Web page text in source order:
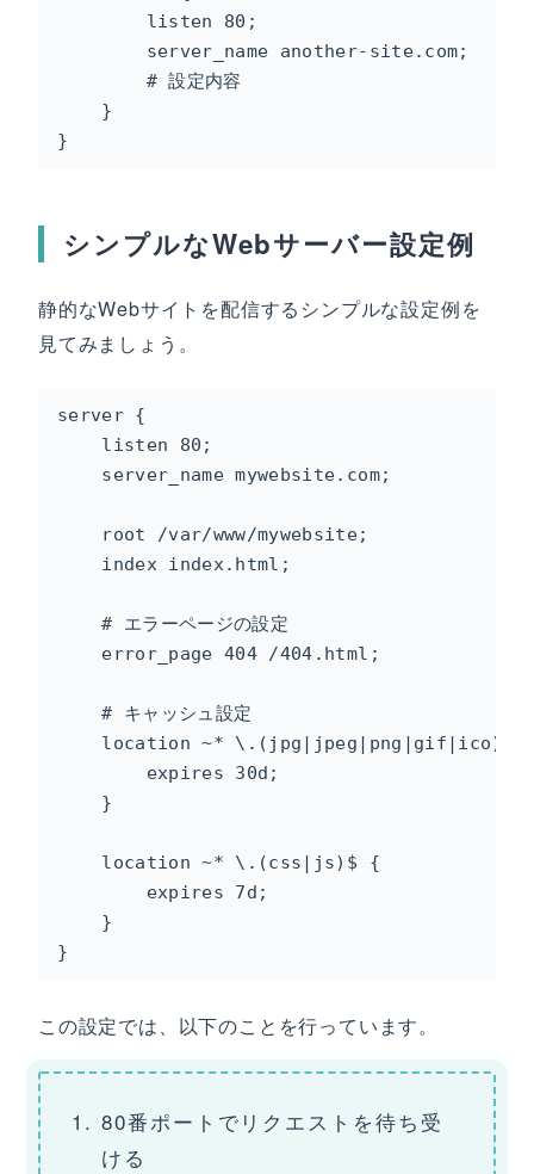
        listen 80;
        server_name another-site.com;
        # 設定内容
    }
}
シンプルなWebサーバー設定例
静的なWebサイトを配信するシンプルな設定例を
見てみましょう。
server {
    listen 80;
    server_name mywebsite.com;
    root /var/www/mywebsite;
    index index.html;
    # エラーページの設定
    error_page 404 /404.html;
    # キャッシュ設定
location ~* \.(jpg|jpeg|png|gif|ico)$
        expires 30d;
    }
    location ~* \.(css|js)$ {
        expires 7d;
    }
}
この設定では、以下のことを行っています。
80番ポートでリクエストを待ち受
ける